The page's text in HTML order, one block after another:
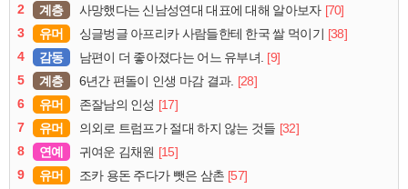
2
계층 사망했다는 신남성연대 대표에 대해 알아보자 [70]
3
유머 싱글벙글 아프리카 사람들한테 한국 쌀 먹이기 [38]
4
감동 남편이 더 좋아졌다는 어느 유부녀. [9]
5
계층 6년간 편돌이 인생 마감 결과. [28]
6
유머 존잘남의 인성 [17]
7
유머 의외로 트럼프가 절대 하지 않는 것들 [32]
8
연예 귀여운 김채원 [15]
9
유머 조카 용돈 주다가 뺏은 삼촌 [57]